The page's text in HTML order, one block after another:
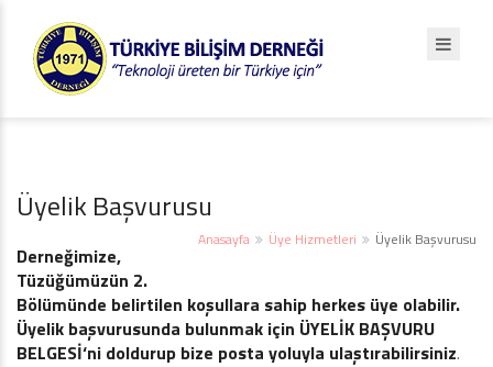
Üyelik Başvurusu
Anasayfa Üye Hizmetleri Üyelik Başvurusu
Derneğimize,
Tüzüğümüzün 2.
Bölümünde belirtilen koşullara sahip herkes üye olabilir.
Üyelik başvurusunda bulunmak için ÜYELİK BAŞVURU
BELGESİ‘ni doldurup bize posta yoluyla ulaştırabilirsiniz.